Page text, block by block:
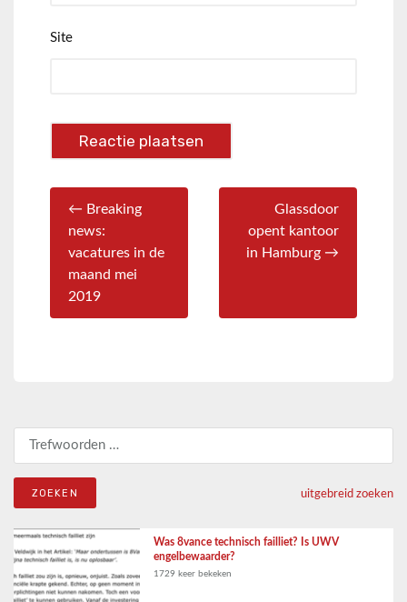
Site
← Breaking
news:
vacatures in de
maand mei
2019
Glassdoor
opent kantoor
in Hamburg →
Zoeken naar:
uitgebreid zoeken
Was 8vance technisch failliet? Is UWV
engelbewaarder?
1729 keer bekeken